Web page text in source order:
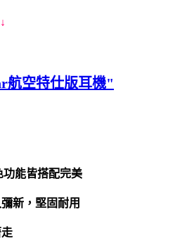
航空特仕版耳機"
功能皆搭配完美
新 ， 堅固耐用